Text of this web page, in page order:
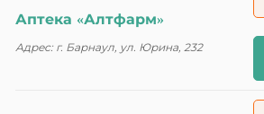
Аптека «Алтфарм»
Адрес: г. Барнаул, ул. Юрина, 232